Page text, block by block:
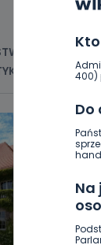
400)
Do
Na
RELIGIA